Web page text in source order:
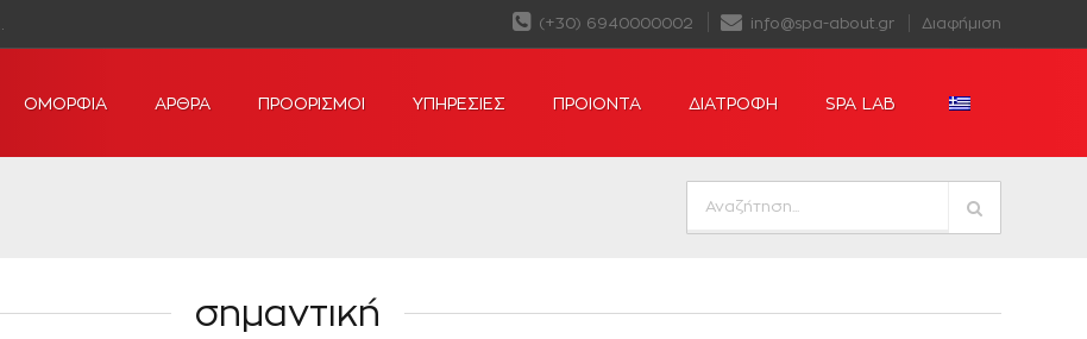
(+30) 6940000002 info@spa-about.gr Διαφήμιση
ΟΜΟΡΦΙΑ ΑΡΘΡΑ ΠΡΟΟΡΙΣΜΟΙ ΥΠΗΡΕΣΙΕΣ ΠΡΟΙΟΝΤΑ ΔΙΑΤΡΟΦΗ SPA LAB
σημαντική